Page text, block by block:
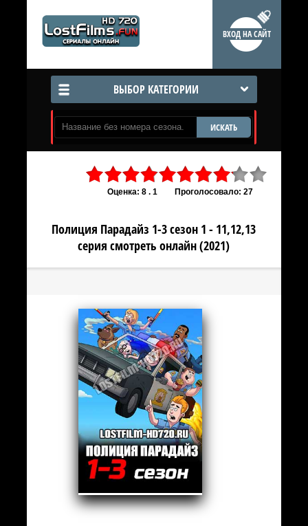
ВХОД НА САЙТ
ВЫБОР КАТЕГОРИИ
ИСКАТЬ
Оценка: 8 . 1 Проголосовало: 27
Полиция Парадайз 1-3 сезон 1 - 11,12,13
серия смотреть онлайн (2021)